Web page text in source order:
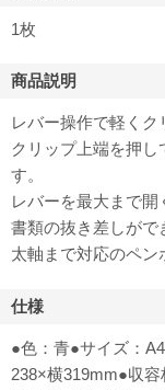
1枚
商品説明
レバー操作で軽くク
クリップ上端を押
す。
レバーを最大まで
書類の抜き差しがで
太軸まで対応のペン
仕様
●色：青●サイズ：
238×横319mm●収